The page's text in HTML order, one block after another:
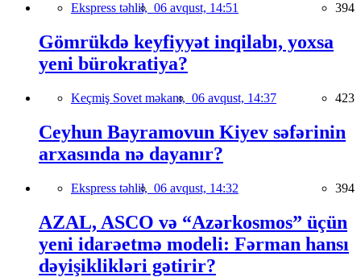
Ekspress təhlil, 06 avqust, 14:51 394
Gömrükdə keyfiyyət inqilabı, yoxsa
yeni bürokratiya?
Keçmiş Sovet məkanı, 06 avqust, 14:37 423
Ceyhun Bayramovun Kiyev səfərinin
arxasında nə dayanır?
Ekspress təhlil, 06 avqust, 14:32 394
AZAL, ASCO və “Azərkosmos” üçün
yeni idarəetmə modeli: Fərman hansı
dəyişiklikləri gətirir?